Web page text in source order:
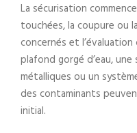
La sécurisation
touchées, la coupure ou
concernés et
plafond gorgé d’eau,
métalliques ou un
des contaminants
initial.